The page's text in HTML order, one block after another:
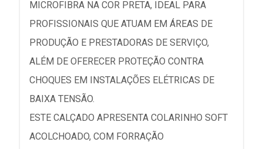
MICROFIBRA NA COR PRETA, IDEAL PARA
PROFISSIONAIS QUE ATUAM EM ÁREAS DE
PRODUÇÃO E PRESTADORAS DE SERVIÇO,
ALÉM DE OFERECER PROTEÇÃO CONTRA
CHOQUES EM INSTALAÇÕES ELÉTRICAS DE
BAIXA TENSÃO.
ESTE CALÇADO APRESENTA COLARINHO SOFT
ACOLCHOADO, COM FORRAÇÃO